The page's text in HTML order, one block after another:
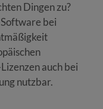
Dingen zu?
bei
auch bei
nutzbar.